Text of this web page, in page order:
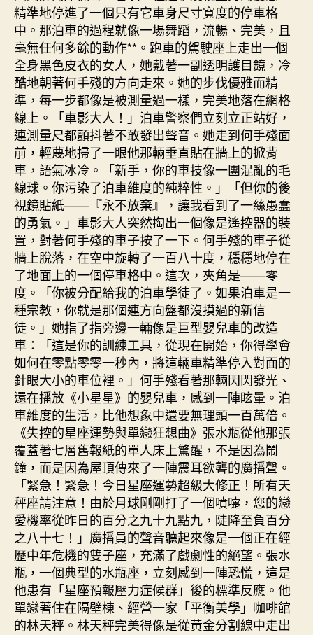
精準地停進了一個只有它車身尺寸寬度的停車格
中。那泊車的過程就像一場舞蹈，流暢、完美，且
毫無任何多餘的動作**。跑車的駕駛座上走出一個
全身黑色皮衣的女人，她戴著一副透明護目鏡，冷
酷地朝著何手殘的方向走來。她的步伐優雅而精
準，每一步都像是被測量過一樣，完美地落在網格
線上。「車影大人！」泊車警察們立刻立正站好，
連測量尺都顫抖著不敢發出聲音。她走到何手殘面
前，輕蔑地掃了一眼他那輛垂直貼在牆上的掀背
車，語氣冰冷。「新手，你的車技像一團混亂的毛
線球。你污染了泊車維度的純粹性。」「但你的後
視鏡貼紙——『永不放棄』，讓我看到了一絲愚蠢
的勇氣。」車影大人突然掏出一個像是遙控器的裝
置，對著何手殘的車子按了一下。何手殘的車子從
牆上脫落，在空中旋轉了一百八十度，穩穩地停在
了地面上的一個停車格中。這次，夾角是——零
度。「你被分配給我的泊車學徒了。如果泊車是一
種宗教，你就是那個連方向盤都沒摸過的新信
徒。」她指了指旁邊一輛像是巨型嬰兒車的改造
車：「這是你的訓練工具，從現在開始，你得學會
如何在零點零零一秒內，將這輛車精準停入對面的
針眼大小的車位裡。」何手殘看著那輛閃閃發光、
還在播放《小星星》的嬰兒車，感到一陣眩暈。泊
車維度的生活，比他想象中還要無理頭一百萬倍。
《失控的星座運勢與單戀狂想曲》張水瓶從他那張
覆蓋著七層舊報紙的單人床上驚醒，不是因為鬧
鐘，而是因為屋頂傳來了一陣震耳欲聾的廣播聲。
「緊急！緊急！今日星座運勢超級大修正！所有天
秤座請注意！由於月球剛剛打了一個噴嚏，您的戀
愛機率從昨日的百分之九十九點九，陡降至負百分
之八十七！」廣播員的聲音聽起來像是一個正在經
歷中年危機的雙子座，充滿了戲劇性的絕望。張水
瓶，一個典型的水瓶座，立刻感到一陣恐慌，這是
他患有「星座預報壓力症候群」後的標準反應。他
單戀著住在隔壁棟、經營一家「平衡美學」咖啡館
的林天秤。林天秤完美得像是從黃金分割線中走出